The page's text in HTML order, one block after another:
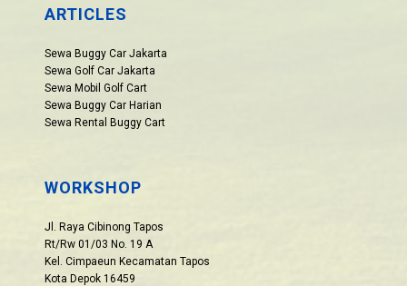
ARTICLES
Sewa Buggy Car Jakarta
Sewa Golf Car Jakarta
Sewa Mobil Golf Cart
Sewa Buggy Car Harian
Sewa Rental Buggy Cart
WORKSHOP
Jl. Raya Cibinong Tapos
Rt/Rw 01/03 No. 19 A
Kel. Cimpaeun Kecamatan Tapos
Kota Depok 16459